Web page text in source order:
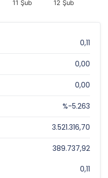
11 Şub 12 Şub
0,11
0,00
0,00
%-5.263
3.521.316,70
389.737,92
0,11